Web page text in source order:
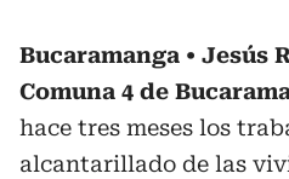
Bucaramanga
Jesús
Comuna 4 de
hace tres meses los
alcantarillado de las